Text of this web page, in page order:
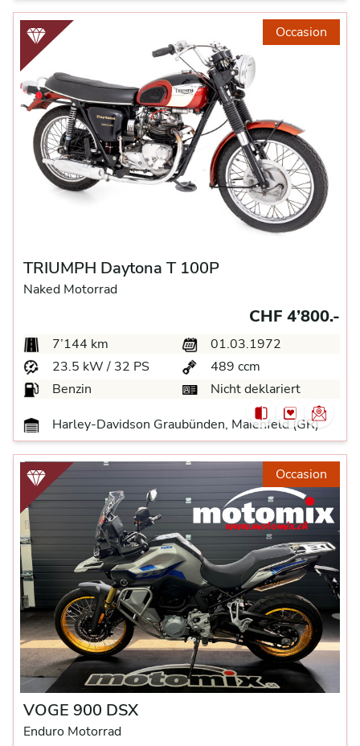
Occasion
TRIUMPH Daytona T 100P
Naked Motorrad
CHF 4’800.-
7’144 km
01.03.1972
23.5 kW / 32 PS
489 ccm
Benzin
Nicht deklariert
Harley-Davidson Graubünden, Maienfeld (GR)
Occasion
VOGE 900 DSX
Enduro Motorrad